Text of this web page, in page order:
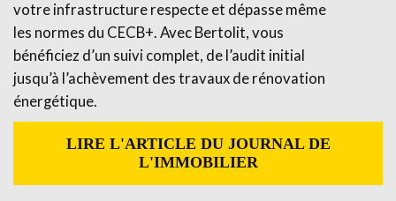
votre infrastructure respecte et dépasse même
les normes du CECB+. Avec Bertolit, vous
bénéficiez d’un suivi complet, de l’audit initial
jusqu’à l’achèvement des travaux de rénovation
énergétique.
LIRE L'ARTICLE DU JOURNAL DE
L'IMMOBILIER